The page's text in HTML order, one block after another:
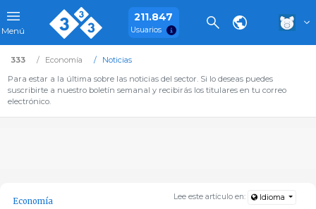
Menú
211.847
Usuarios
333 Economía
Noticias
Para estar a la última sobre las noticias del sector. Si lo deseas puedes
suscribirte a nuestro boletín semanal y recibirás los titulares en tu correo
electrónico.
Lee este artículo en: Idioma
Economía